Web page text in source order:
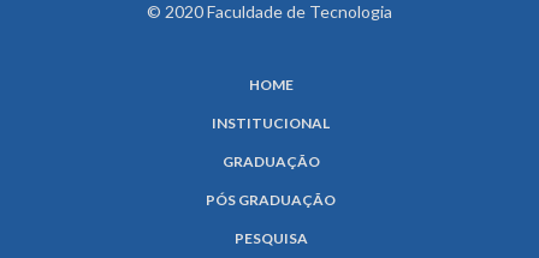
© 2020 Faculdade de Tecnologia
HOME
INSTITUCIONAL
GRADUAÇÃO
PÓS GRADUAÇÃO
PESQUISA